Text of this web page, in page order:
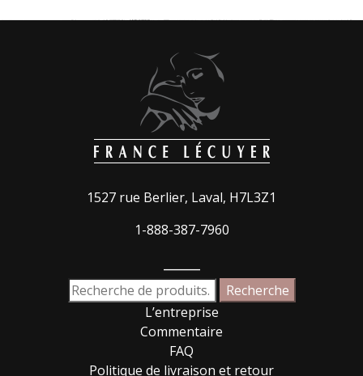
1527 rue Berlier, Laval, H7L3Z1
1-888-387-7960
Recherche
pour :
Recherche
L’entreprise
Commentaire
FAQ
Politique de livraison et retour